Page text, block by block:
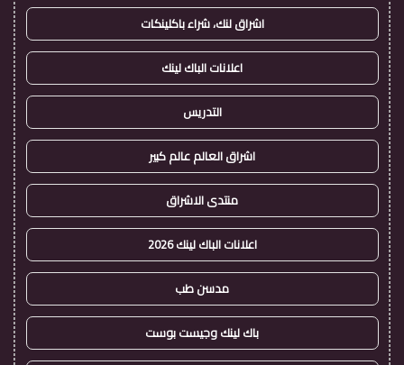
اشراق لنك، شراء باكلينكات
اعلانات الباك لينك
التدريس
اشراق العالم عالم كبير
منتدى الاشراق
اعلانات الباك لينك 2026
مدسن طب
باك لينك وجيست بوست